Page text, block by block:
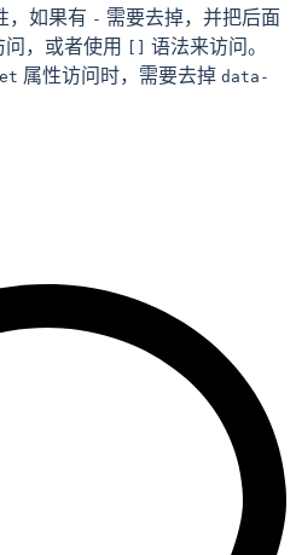
，如果有 - 需要去掉，并把后面
，或者使用
语法来访问。
属性访问时，需要去掉 data-